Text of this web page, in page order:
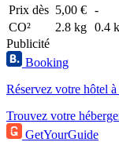
Prix dès 5,00 € -
CO²
2.8 kg 0.4
Publicité
Booking
Réservez votre hôtel
Trouvez votre
GetYourGuide